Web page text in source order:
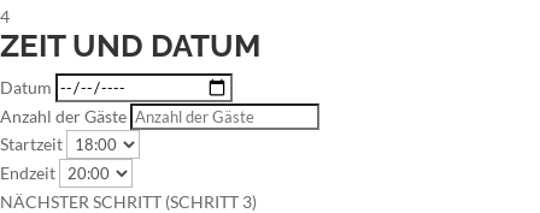
4
ZEIT UND DATUM
Datum
Anzahl der Gäste
Startzeit
Endzeit
NÄCHSTER SCHRITT (SCHRITT 3)